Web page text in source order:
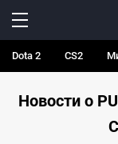
Dota 2 CS2
Новости о